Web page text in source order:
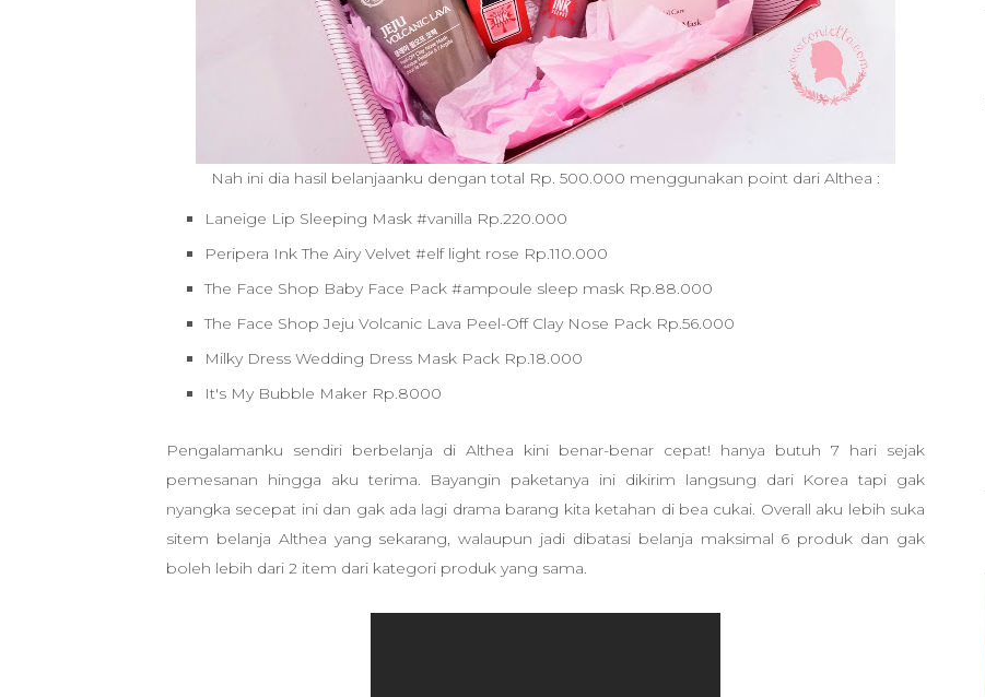
Nah ini dia hasil belanjaanku dengan total Rp. 500.000 menggunakan point dari Althea :
Laneige Lip Sleeping Mask #vanilla Rp.220.000
Peripera Ink The Airy Velvet #elf light rose Rp.110.000
The Face Shop Baby Face Pack #ampoule sleep mask Rp.88.000
The Face Shop Jeju Volcanic Lava Peel-Off Clay Nose Pack Rp.56.000
Milky Dress Wedding Dress Mask Pack Rp.18.000
It's My Bubble Maker Rp.8000
Pengalamanku sendiri berbelanja di Althea kini benar-benar cepat! hanya butuh 7 hari sejak
pemesanan hingga aku terima. Bayangin paketanya ini dikirim langsung dari Korea tapi gak
nyangka secepat ini dan gak ada lagi drama barang kita ketahan di bea cukai. Overall aku lebih suka
sitem belanja Althea yang sekarang, walaupun jadi dibatasi belanja maksimal 6 produk dan gak
boleh lebih dari 2 item dari kategori produk yang sama.